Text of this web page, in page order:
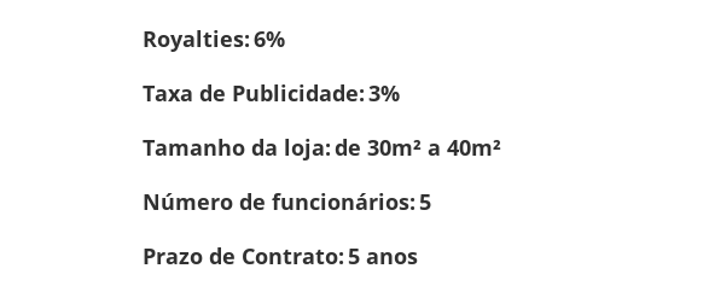
Royalties: 6%
Taxa de Publicidade: 3%
Tamanho da loja: de 30m² a 40m²
Número de funcionários: 5
Prazo de Contrato: 5 anos